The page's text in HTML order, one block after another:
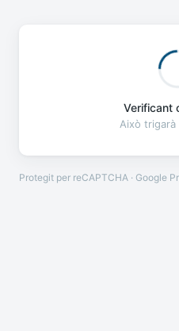
Verificant
Això
Protegit per reCAPTCHA · Google